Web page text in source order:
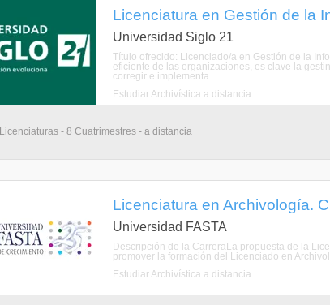
Licenciatura en Gestión de la
Universidad Siglo 21
Título ofrecido: Licenciado/a en Gestión de la
eficiente de las organizaciones, es clave la
corregir e implementa ...
Estudiar Archivística a distancia
Licenciaturas - 8 Cuatrimestres - a distancia
Licenciatura en Archivología.
Universidad FASTA
Descripción de la CarreraLa propuesta de la
promover la formación del Licenciado en
Estudiar Archivística a distancia